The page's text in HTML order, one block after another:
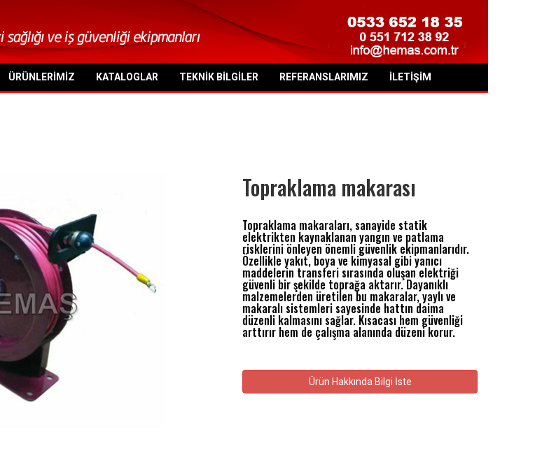
ÜRÜNLERIMIZ KATALOGLAR TEKNIK BILGILER REFERANSLARIMIZ İLETIŞIM
Topraklama makarası
Topraklama makaraları, sanayide statik
elektrikten kaynaklanan yangın ve patlama
risklerini önleyen önemli güvenlik ekipmanlarıdır.
Özellikle yakıt, boya ve kimyasal gibi yanıcı
maddelerin transferi sırasında oluşan elektriği
güvenli bir şekilde toprağa aktarır. Dayanıklı
malzemelerden üretilen bu makaralar, yaylı ve
makaralı sistemleri sayesinde hattın daima
düzenli kalmasını sağlar. Kısacası hem güvenliği
arttırır hem de çalışma alanında düzeni korur.
Ürün Hakkında Bilgi İste